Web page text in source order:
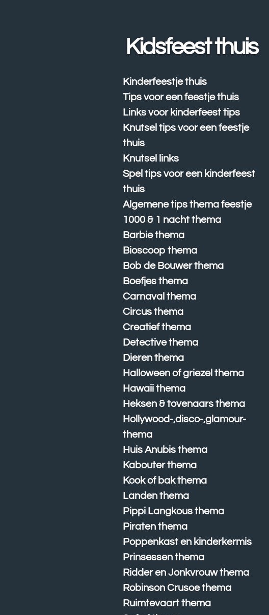
Kidsfeest thuis
Kinderfeestje thuis
Tips voor een feestje thuis
Links voor kinderfeest tips
Knutsel tips voor een feestje
thuis
Knutsel links
Spel tips voor een kinderfeest
thuis
Algemene tips thema feestje
1000 & 1 nacht thema
Barbie thema
Bioscoop thema
Bob de Bouwer thema
Boefjes thema
Carnaval thema
Circus thema
Creatief thema
Detective thema
Dieren thema
Halloween of griezel thema
Hawaii thema
Heksen & tovenaars thema
Hollywood-,disco-,glamour-
thema
Huis Anubis thema
Kabouter thema
Kook of bak thema
Landen thema
Pippi Langkous thema
Piraten thema
Poppenkast en kinderkermis
Prinsessen thema
Ridder en Jonkvrouw thema
Robinson Crusoe thema
Ruimtevaart thema